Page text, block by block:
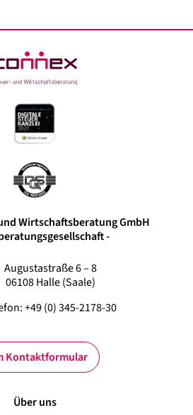
Wirtschaftsberatung GmbH
-
Augustastraße 6 – 8
06108 Halle (Saale)
+49 (0) 345-2178-30
Kontaktformular
Über uns